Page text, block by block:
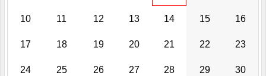
10 11 12 13 14 15 16
17 18 19 20 21 22 23
24 25 26 27 28 29 30